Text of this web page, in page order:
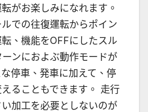
がお楽しみになれます。
での往復運転からポイン
、機能をOFFにしたスル
ンにおよぶ動作モードが
停車、発車に加えて、停
ることもできます。 走行
加工を必要としないのが